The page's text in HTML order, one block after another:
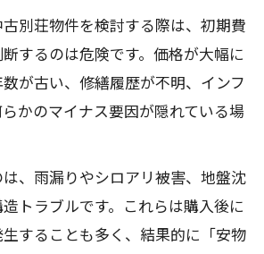
別荘物件を検討する際は、初期費
するのは危険です。価格が大幅に
が古い、修繕履歴が不明、インフ
かのマイナス要因が隠れている場
、雨漏りやシロアリ被害、地盤沈
トラブルです。これらは購入後に
することも多く、結果的に「安物